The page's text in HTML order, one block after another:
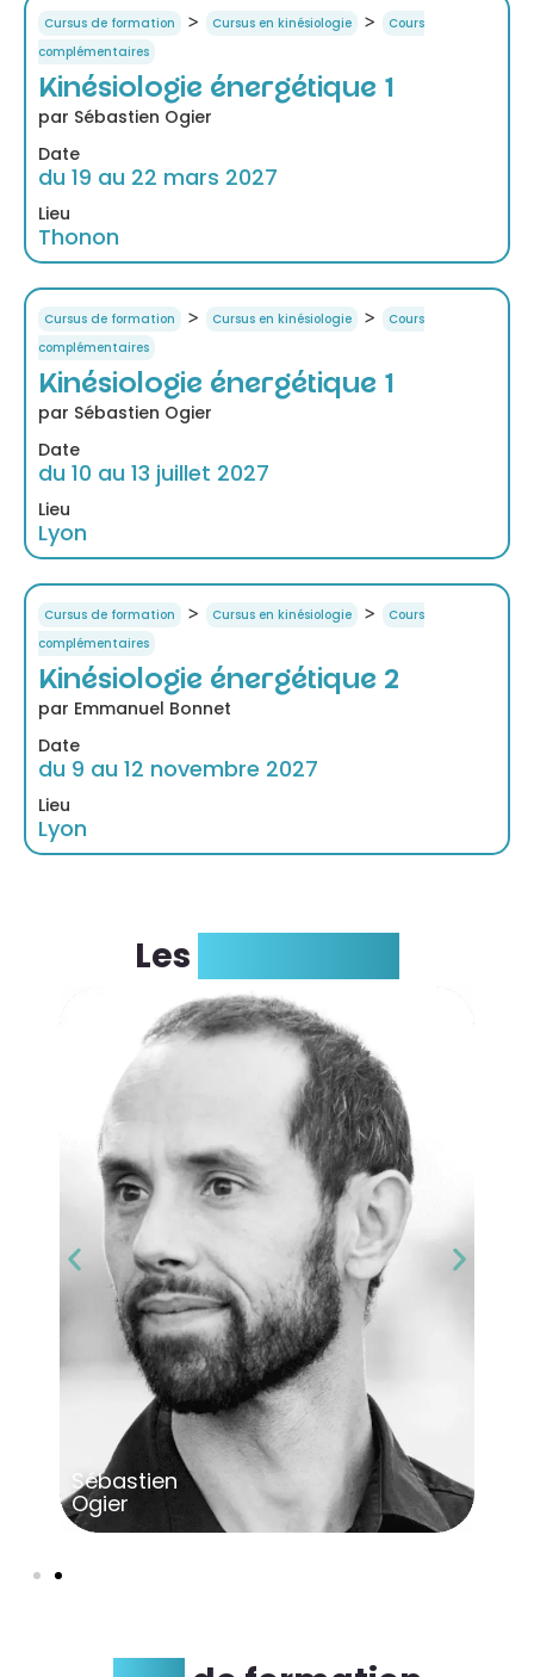
Cursus de formation > Cursus en kinésiologie >
Cours
complémentaires
Kinésiologie énergétique 1
par Sébastien Ogier
Date
du 19 au 22 mars 2027
Lieu
Thonon
Cursus de formation > Cursus en kinésiologie >
Cours
complémentaires
Kinésiologie énergétique 1
par Sébastien Ogier
Date
du 10 au 13 juillet 2027
Lieu
Lyon
Cursus de formation > Cursus en kinésiologie >
Cours
complémentaires
Kinésiologie énergétique 2
par Emmanuel Bonnet
Date
du 9 au 12 novembre 2027
Lieu
Lyon
Les
Sébastien
Ogier